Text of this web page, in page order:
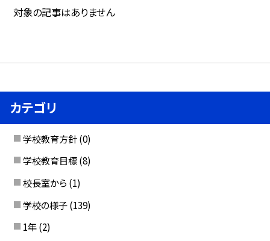
対象の記事はありません
カテゴリ
学校教育方針 (0)
学校教育目標 (8)
校長室から (1)
学校の様子 (139)
1年 (2)